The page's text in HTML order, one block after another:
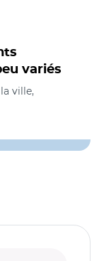
variés
ville,